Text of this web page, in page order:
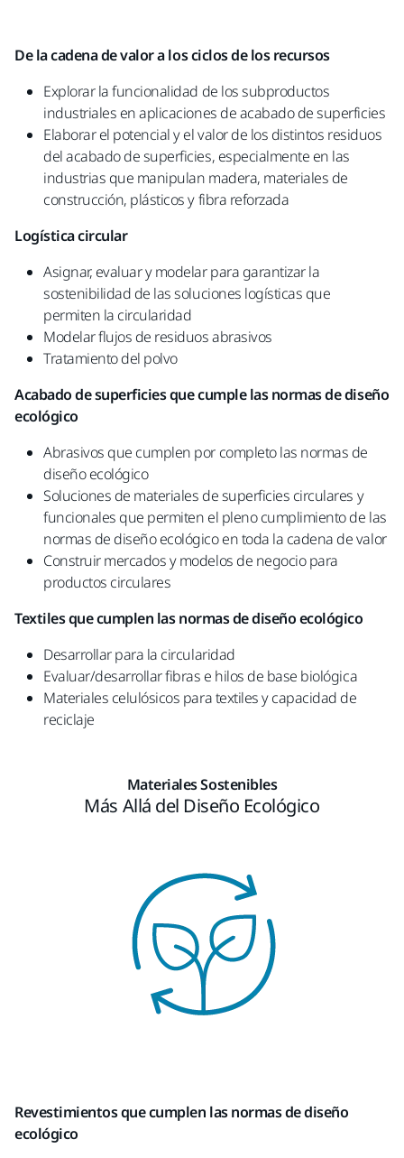
De la cadena de valor a los ciclos de los recursos​
Explorar la funcionalidad de los subproductos
industriales en aplicaciones de acabado de superficies
Elaborar el potencial y el valor de los distintos residuos
del acabado de superficies, especialmente en las
industrias que manipulan madera, materiales de
construcción, plásticos y fibra reforzada
Logística circular​
Asignar, evaluar y modelar para garantizar la
sostenibilidad de las soluciones logísticas que
permiten la circularidad
Modelar flujos de residuos abrasivos​
Tratamiento del polvo​
Acabado de superficies que cumple las normas de diseño
ecológico​
Abrasivos que cumplen por completo las normas de
diseño ecológico
Soluciones de materiales de superficies circulares y
funcionales que permiten el pleno cumplimiento de las
normas de diseño ecológico en toda la cadena de valor
Construir mercados y modelos de negocio para
productos circulares
Textiles que cumplen las normas de diseño ecológico
Desarrollar para la circularidad​
Evaluar/desarrollar fibras e hilos de base biológica
Materiales celulósicos para textiles y capacidad de
reciclaje
Materiales Sostenibles
Más Allá del Diseño Ecológico
Revestimientos que cumplen las normas de diseño
ecológico